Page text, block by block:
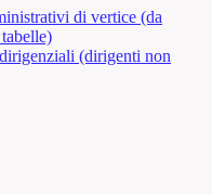
di vertice (da
(dirigenti non